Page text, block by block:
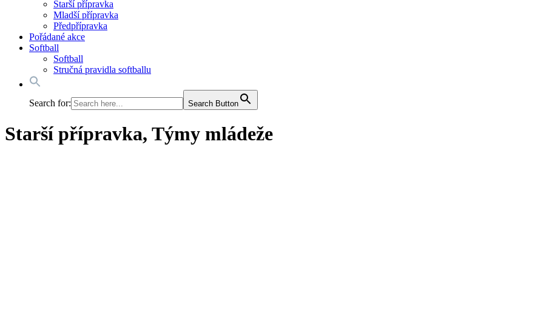
Starší přípravka
Mladší přípravka
Předpřípravka
Pořádané akce
Softball
Softball
Stručná pravidla softballu
Search for: Search Button
Starší přípravka, Týmy mládeže